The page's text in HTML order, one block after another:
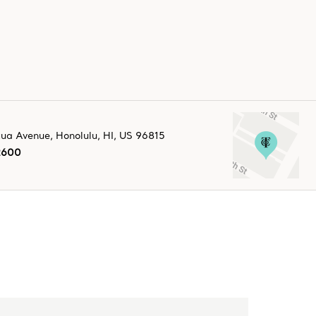
Avenue, Honolulu, HI, US 96815